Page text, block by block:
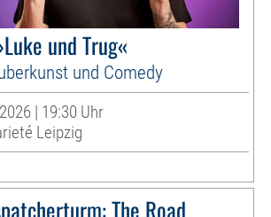
und Trug«
und Comedy
| 19:30 Uhr
Leipzig
The Road